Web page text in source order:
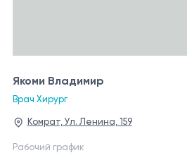
Якоми Владимир
Врач Хирург
Комрат, Ул. Ленина, 159
Рабочий график